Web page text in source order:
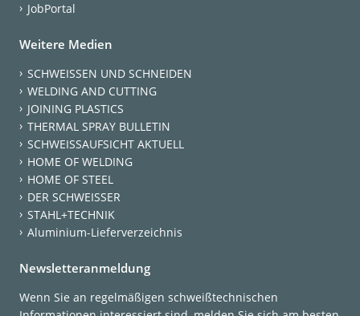
JobPortal
Weitere Medien
SCHWEISSEN UND SCHNEIDEN
WELDING AND CUTTING
JOINING PLASTICS
THERMAL SPRAY BULLETIN
SCHWEISSAUFSICHT AKTUELL
HOME OF WELDING
HOME OF STEEL
DER SCHWEISSER
STAHL+TECHNIK
Aluminium-Lieferverzeichnis
Newsletteranmeldung
Wenn Sie an regelmäßigen schweißtechnischen